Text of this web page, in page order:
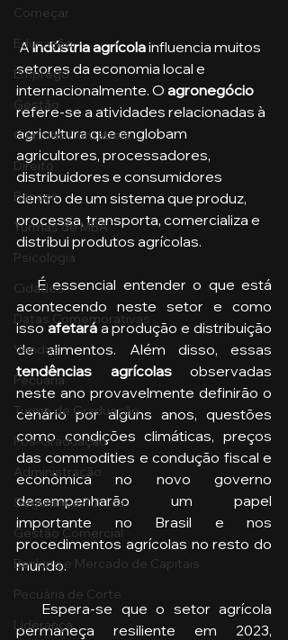
Começar
Educação
Emprego
Gestão
Ciências Contábeis
Direito
Bancos
Turmas de MBA
Psicologia
Cidades
Datas Comemorativas
Vendas
Pecuária
Turma de Graduação
Pós-Graduação
Administração
Segurança Publica
Gestão Comercial
Banking e Mercado de Capitais
Pecuária de Corte
Liderança
A indústria agrícola influencia muitos
setores da economia local e
internacionalmente. O agronegócio
refere-se a atividades relacionadas à
agricultura que englobam
agricultores, processadores,
distribuidores e consumidores
dentro de um sistema que produz,
processa, transporta, comercializa e
distribui produtos agrícolas.
   É essencial entender o que está
acontecendo neste setor e como
isso afetará a produção e distribuição
tendências agrícolas observadas
neste ano provavelmente definirão o
cenário por alguns anos, questões
como condições climáticas, preços
das commodities e condução fiscal e
econômica no novo governo
desempenharão um papel
importante no Brasil e nos
procedimentos agrícolas no resto do
mundo.
permaneça resiliente em 2023,